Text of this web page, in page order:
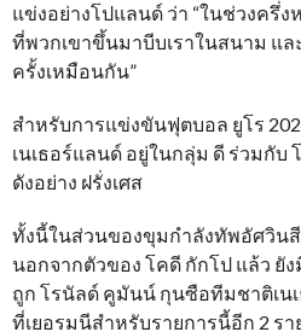
แข่งอย่างโปแลนด์ ว่า “ในช่วงครึ่ง
ที่พวกเขาขึ้นมาบีบเราในสนาม แ
ครั้งเหมือนกัน”
สำหรับการแข่งขันฟุตบอล ยูโร
เนเธอร์แลนด์ อยู่ในกลุ่ม ดี ร่วมกับ
ดังอย่าง ฝรั่งเศส
ทั้งนี้ในส่วนของขุมกำลังทัพอัศวิน
นอกจากตัวของ โคดี กักโป แล้ว ยั
ถูก โรนัลด์ คูมันน์ กุนซือทีมชาติเน
ที่เยอรมนีสำหรับรายการนี้อีก 2 รา